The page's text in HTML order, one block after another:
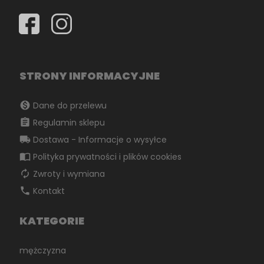
STRONY INFORMACYJNE
monetization_on Dane do przelewu
assignment Regulamin sklepu
local_shipping Dostawa - Informacje o wysyłce
import_contacts Polityka prywatności i plików cookies
autorenew Zwroty i wymiana
phone Kontakt
KATEGORIE
mężczyzna